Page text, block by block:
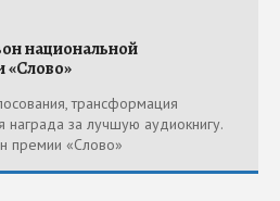
национальной
«Слово»
трансформация
награда за лучшую аудиокнигу.
премии «Слово»